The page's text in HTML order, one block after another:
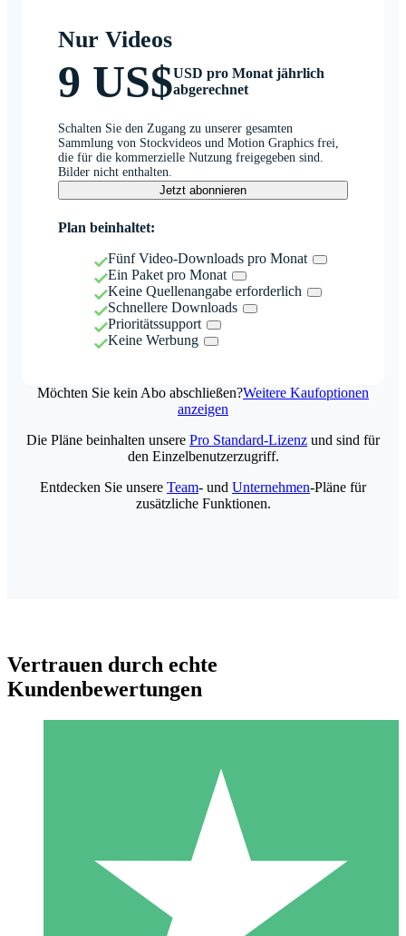
Nur Videos
9 US$USD pro Monat jährlich
abgerechnet
Schalten Sie den Zugang zu unserer gesamten
Sammlung von Stockvideos und Motion Graphics frei,
die für die kommerzielle Nutzung freigegeben sind.
Bilder nicht enthalten.
Jetzt abonnieren
Plan beinhaltet:
Fünf Video-Downloads pro Monat
Ein Paket pro Monat
Keine Quellenangabe erforderlich
Schnellere Downloads
Prioritätssupport
Keine Werbung
Möchten Sie kein Abo abschließen?Weitere Kaufoptionen
anzeigen
Individuelle Credit-Pakete
Zahlen Sie nach Bedarf mit Download-Credits. Keine
monatliche Verpflichtung erforderlich.
Die Pläne beinhalten unsere Pro Standard-Lizenz und sind für
den Einzelbenutzerzugriff.
Entdecken Sie unsere Team- und Unternehmen-Pläne für
zusätzliche Funktionen.
Vertrauen durch echte
Kundenbewertungen